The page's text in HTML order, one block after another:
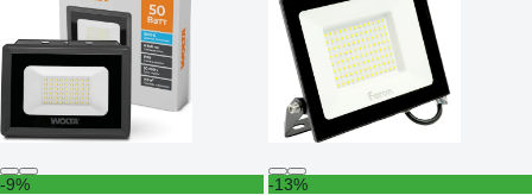
-9%
-13%